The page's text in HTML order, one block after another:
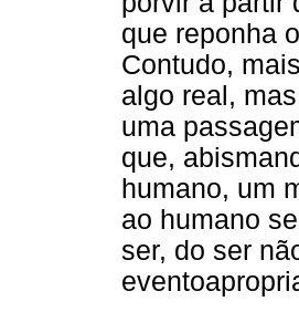
que reponha
Contudo,
algo real,
uma
que,
humano, um
ao humano
ser, do ser